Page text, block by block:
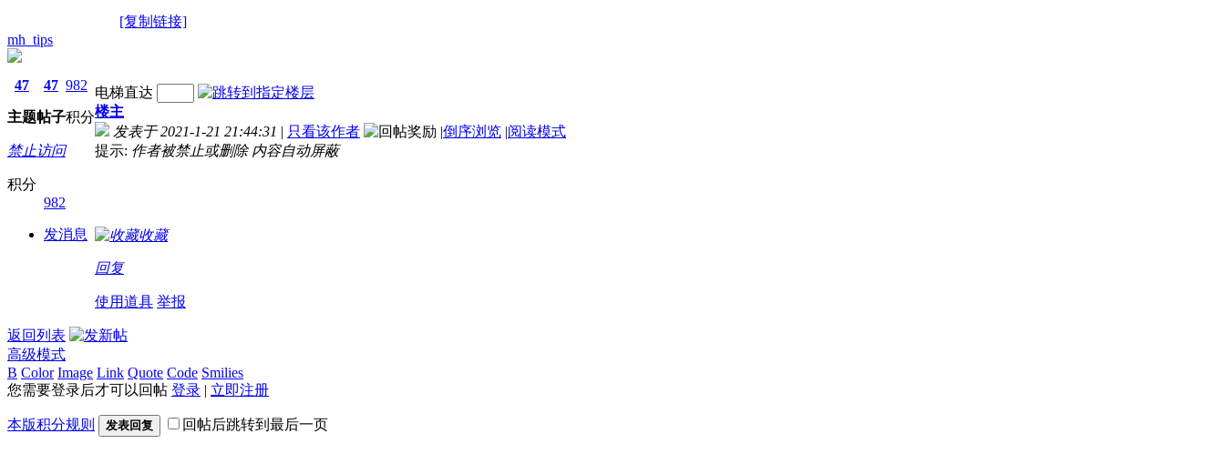
[复制链接]
mh_tips
47
主题
47
帖子
982
积分
禁止访问
积分
982
发消息
电梯直达
楼主
发表于 2021-1-21 21:44:31 | 只看该作者 |倒序浏览 |阅读模式
提示: 作者被禁止或删除 内容自动屏蔽
收藏
回复
使用道具 举报
返回列表
高级模式
B Color Image Link Quote Code Smilies
您需要登录后才可以回帖 登录 | 立即注册
本版积分规则 发表回复 回帖后跳转到最后一页